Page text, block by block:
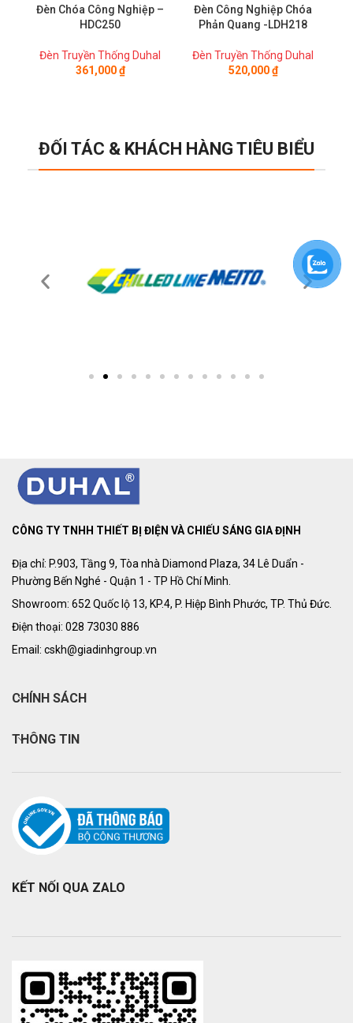
Đèn Chóa Công Nghiệp –
HDC250
Đèn Truyền Thống Duhal
361,000₫
Đèn Công Nghiệp Chóa
Phản Quang -LDH218
Đèn Truyền Thống Duhal
520,000₫
ĐỐI TÁC & KHÁCH HÀNG TIÊU BIỂU
CÔNG TY TNHH THIẾT BỊ ĐIỆN VÀ CHIẾU SÁNG GIA ĐỊNH
Địa chỉ: P.903, Tầng 9, Tòa nhà Diamond Plaza, 34 Lê Duẩn -
Phường Bến Nghé - Quận 1 - TP Hồ Chí Minh.
Showroom: 652 Quốc lộ 13, KP.4, P. Hiệp Bình Phước, TP. Thủ Đức.
Điện thoại: 028 73030 886
Email: cskh@giadinhgroup.vn
CHÍNH SÁCH
THÔNG TIN
KẾT NỐI QUA ZALO